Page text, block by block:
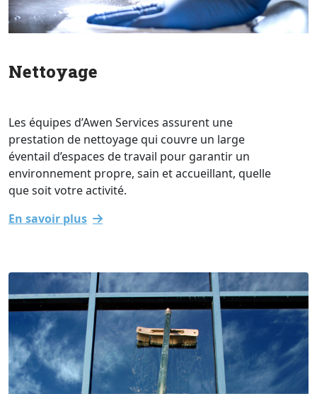
Nettoyage
Les équipes d’Awen Services assurent une
prestation de nettoyage qui couvre un large
éventail d’espaces de travail pour garantir un
environnement propre, sain et accueillant, quelle
que soit votre activité.
En savoir plus